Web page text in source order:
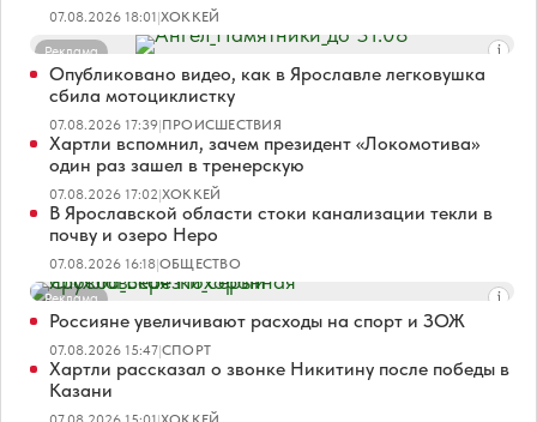
07.08.2026 18:01|ХОККЕЙ
Реклама
Опубликовано видео, как в Ярославле легковушка
сбила мотоциклистку
07.08.2026 17:39|ПРОИСШЕСТВИЯ
Хартли вспомнил, зачем президент «Локомотива»
один раз зашел в тренерскую
07.08.2026 17:02|ХОККЕЙ
В Ярославской области стоки канализации текли в
почву и озеро Неро
07.08.2026 16:18|ОБЩЕСТВО
Реклама
Россияне увеличивают расходы на спорт и ЗОЖ
07.08.2026 15:47|СПОРТ
Хартли рассказал о звонке Никитину после победы в
Казани